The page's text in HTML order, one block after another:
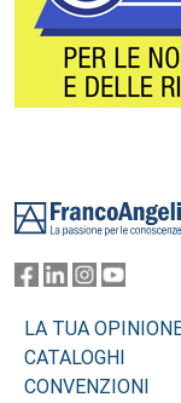
LA TUA
CATALOGHI
CONVENZIONI